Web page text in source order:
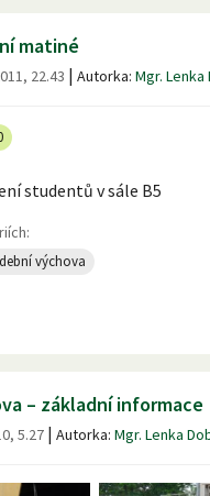
matiné
22.43 | Autorka: Mgr.
studentů v sále B5
výchova
– základní informace
5.27 | Autorka: Mgr. Lenka